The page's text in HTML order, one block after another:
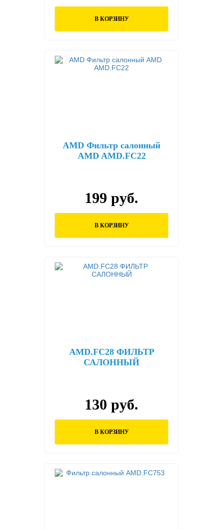
В КОРЗИНУ
AMD Фильтр салонный
AMD AMD.FC22
199 руб.
В КОРЗИНУ
AMD.FC28 ФИЛЬТР
САЛОННЫЙ
130 руб.
В КОРЗИНУ